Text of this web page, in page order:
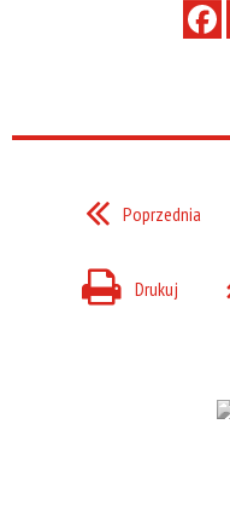
Poprzednia
Drukuj